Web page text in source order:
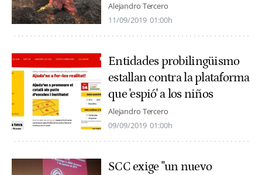
Alejandro Tercero
11/09/2019 01:00h
Entidades probilingüismo
estallan contra la plataforma
que 'espió' a los niños
Alejandro Tercero
09/09/2019 01:00h
SCC exige "un nuevo